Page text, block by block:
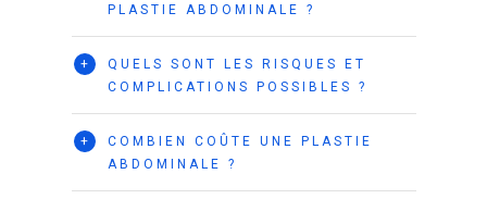
PLASTIE ABDOMINALE ?
+
QUELS SONT LES RISQUES ET
COMPLICATIONS POSSIBLES ?
+
COMBIEN COÛTE UNE PLASTIE
ABDOMINALE ?